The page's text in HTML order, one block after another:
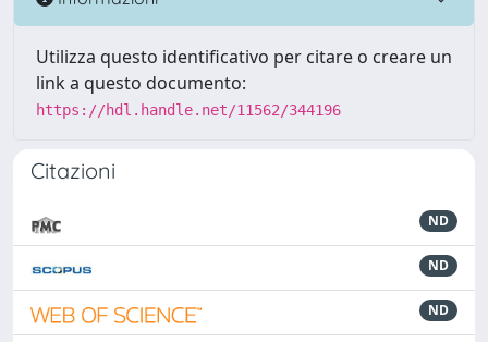
Utilizza questo identificativo per citare o creare un
link a questo documento:
https://hdl.handle.net/11562/344196
Citazioni
ND
ND
ND